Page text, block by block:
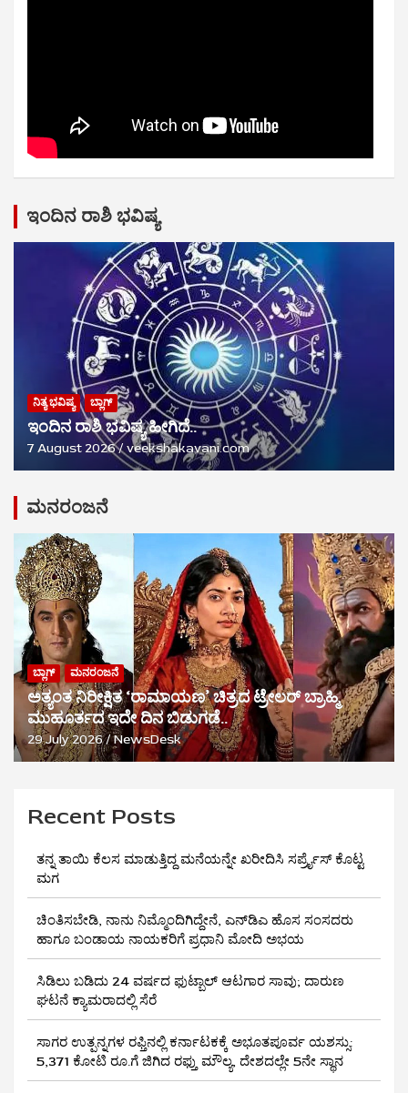
ಇಂದಿನ ರಾಶಿ ಭವಿಷ್ಯ
ನಿತ್ಯ ಭವಿಷ್ಯ ಬ್ಲಾಗ್
ಇಂದಿನ ರಾಶಿ ಭವಿಷ್ಯ ಹೀಗಿದೆ..
7 August 2026 veekshakavani.com
ಮನರಂಜನೆ
ಬ್ಲಾಗ್ ಮನರಂಜನೆ
ಅತ್ಯಂತ ನಿರೀಕ್ಷಿತ ‘ರಾಮಾಯಣ’ ಚಿತ್ರದ ಟ್ರೇಲರ್ ಬ್ರಾಹ್ಮಿ
ಮುಹೂರ್ತದ ಇದೇ ದಿನ ಬಿಡುಗಡೆ..
29 July 2026 NewsDesk
Recent Posts
ತನ್ನ ತಾಯಿ ಕೆಲಸ ಮಾಡುತ್ತಿದ್ದ ಮನೆಯನ್ನೇ ಖರೀದಿಸಿ ಸರ್ಪ್ರೈಸ್ ಕೊಟ್ಟ
ಮಗ
ಚಿಂತಿಸಬೇಡಿ, ನಾನು ನಿಮ್ಮೊಂದಿಗಿದ್ದೇನೆ, ಎನ್‌ಡಿಎ ಹೊಸ ಸಂಸದರು
ಹಾಗೂ ಬಂಡಾಯ ನಾಯಕರಿಗೆ ಪ್ರಧಾನಿ ಮೋದಿ ಅಭಯ
ಸಿಡಿಲು ಬಡಿದು 24 ವರ್ಷದ ಫುಟ್ಬಾಲ್ ಆಟಗಾರ ಸಾವು; ದಾರುಣ
ಘಟನೆ ಕ್ಯಾಮರಾದಲ್ಲಿ ಸೆರೆ
ಸಾಗರ ಉತ್ಪನ್ನಗಳ ರಫ್ತಿನಲ್ಲಿ ಕರ್ನಾಟಕಕ್ಕೆ ಅಭೂತಪೂರ್ವ ಯಶಸ್ಸು:
5,371 ಕೋಟಿ ರೂ.ಗೆ ಜಿಗಿದ ರಫ್ತು ಮೌಲ್ಯ, ದೇಶದಲ್ಲೇ 5ನೇ ಸ್ಥಾನ